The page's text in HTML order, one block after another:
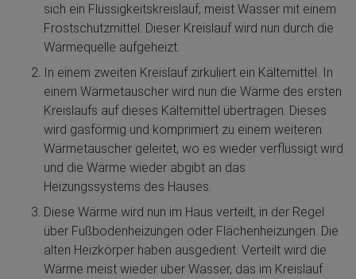
sich ein Flüssigkeitskreislauf, meist Wasser mit einem
Frostschutzmittel. Dieser Kreislauf wird nun durch die
Wärmequelle aufgeheizt.
In einem zweiten Kreislauf zirkuliert ein Kältemittel. In
einem Wärmetauscher wird nun die Wärme des ersten
Kreislaufs auf dieses Kältemittel übertragen. Dieses
wird gasförmig und komprimiert zu einem weiteren
Wärmetauscher geleitet, wo es wieder verflüssigt wird
und die Wärme wieder abgibt an das
Heizungssystems des Hauses.
Diese Wärme wird nun im Haus verteilt, in der Regel
über Fußbodenheizungen oder Flächenheizungen. Die
alten Heizkörper haben ausgedient. Verteilt wird die
Wärme meist wieder über Wasser, das im Kreislauf